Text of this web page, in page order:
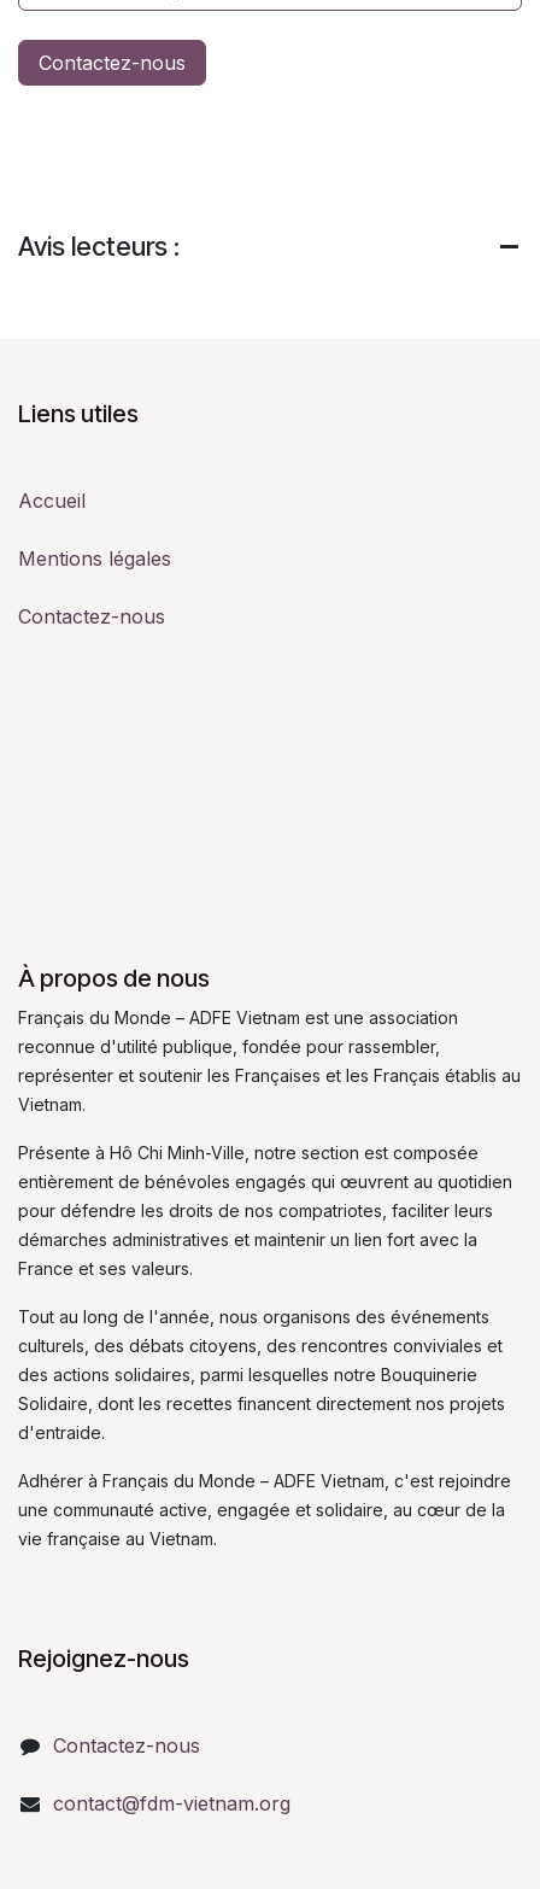
Contactez-nous
Avis lecteurs :
Liens utiles
Accueil
Mentions légales
Contactez-nous
À propos de nous
Français du Monde – ADFE Vietnam est une association
reconnue d'utilité publique, fondée pour rassembler,
représenter et soutenir les Françaises et les Français établis au
Vietnam.
Présente à Hô Chi Minh-Ville, notre section est composée
entièrement de bénévoles engagés qui œuvrent au quotidien
pour défendre les droits de nos compatriotes, faciliter leurs
démarches administratives et maintenir un lien fort avec la
France et ses valeurs.
Tout au long de l'année, nous organisons des événements
culturels, des débats citoyens, des rencontres conviviales et
des actions solidaires, parmi lesquelles notre Bouquinerie
Solidaire, dont les recettes financent directement nos projets
d'entraide.
Adhérer à Français du Monde – ADFE Vietnam, c'est rejoindre
une communauté active, engagée et solidaire, au cœur de la
vie française au Vietnam.
Rejoignez-nous
Contactez-nous
contact@fdm-vietnam.org